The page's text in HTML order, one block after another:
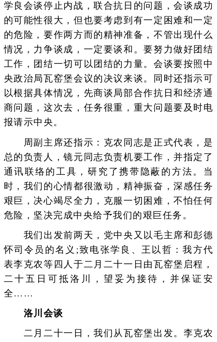
学良会谈停止内战，联合抗日的问题，会谈成功
的可能性很大，但也要考虑到有一定困难和一定
的危险，要作两方而的精神准备，不管出现什么
情况，力争谈成，一定要谈和。要努力做好团结
工作，团结一切可以团结的力量。会谈要按照中
央政治局瓦窑堡会议的决议来谈。同时还指示可
以根据具体情况，先商谈局部合作抗日和经济通
商问题，这次去，任务很重，重大问题要及时电
报请示中央。
周副主席还指示：克农同志是正式代表，是
总的负责人，镜元同志负责机要工作，并指定了
通讯联络的工具，研究了携带隐蔽的方法。当
时，我们的心情都很激动，精神振奋，深感任务
艰巨，决心竭尽全力，克服一切困难，不怕任何
危险，坚决完成中央给予我们的艰巨任务。
我们出发前两天，党中央又以毛主席和彭德
怀司令员的名义;致电张学良、王以哲：我方代
表李克农等四人于二月二十一日由瓦窑堡启程，
二十五日可抵洛川，望妥为接待，并保证安
全……
洛川会谈
二月二十一日，我们从瓦窑堡出发。李克农